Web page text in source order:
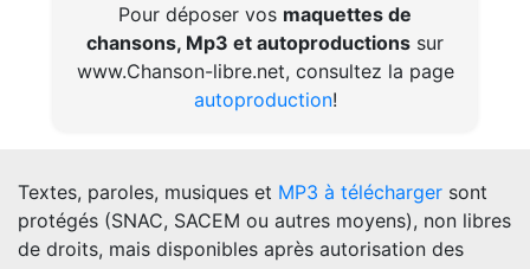
Pour déposer vos maquettes de
chansons, Mp3 et autoproductions sur
www.Chanson-libre.net, consultez la page
autoproduction!
Textes, paroles, musiques et MP3 à télécharger sont
protégés (SNAC, SACEM ou autres moyens), non libres
de droits, mais disponibles après autorisation des